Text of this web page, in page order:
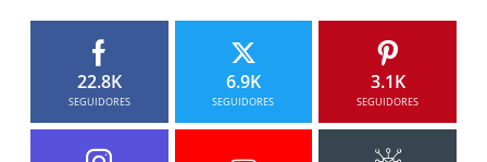
22.8K
SEGUIDORES
6.9K
SEGUIDORES
3.1K
SEGUIDORES